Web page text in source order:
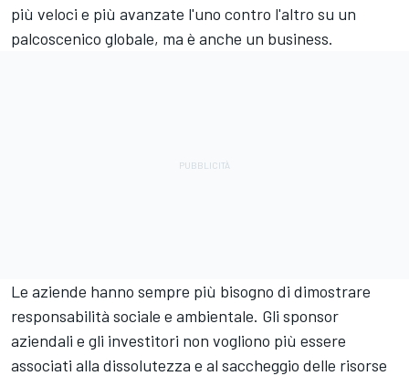
più veloci e più avanzate l'uno contro l'altro su un
palcoscenico globale, ma è anche un business.
Le aziende hanno sempre più bisogno di dimostrare
responsabilità sociale e ambientale. Gli sponsor
aziendali e gli investitori non vogliono più essere
associati alla dissolutezza e al saccheggio delle risorse